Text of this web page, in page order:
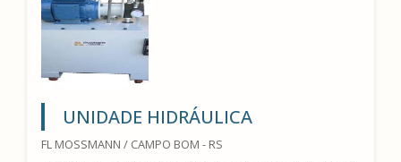
UNIDADE HIDRÁULICA
FL MOSSMANN / CAMPO BOM - RS